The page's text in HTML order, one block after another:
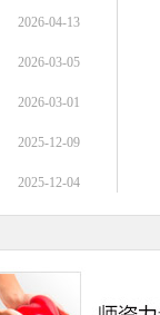
2026-04-13
2026-03-05
2026-03-01
2025-12-09
2025-12-04